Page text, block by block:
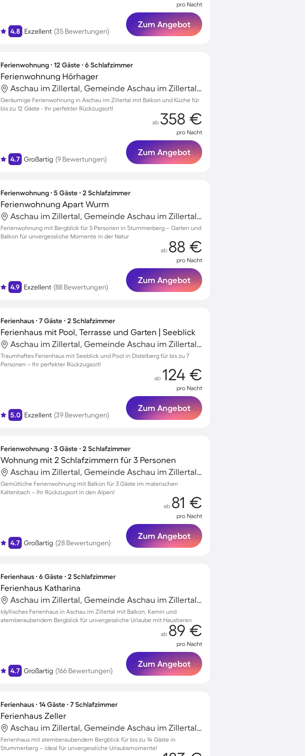
4.8 Exzellent (35 Bewertungen)
pro Nacht
Zum Angebot
Ferienwohnung ∙ 12 Gäste ∙ 6 Schlafzimmer
Ferienwohnung Hörhager
Aschau im Zillertal, Gemeinde Aschau im Zillertal, Österreich
Geräumige Ferienwohnung in Aschau im Zillertal mit Balkon und Küche für
bis zu 12 Gäste - Ihr perfekter Rückzugsort!
4.7 Großartig (9 Bewertungen)
ab 358 €
pro Nacht
Zum Angebot
Ferienwohnung ∙ 5 Gäste ∙ 2 Schlafzimmer
Ferienwohnung Apart Wurm
Aschau im Zillertal, Gemeinde Aschau im Zillertal, Österreich
Ferienwohnung mit Bergblick für 5 Personen in Stummerberg – Garten und
Balkon für unvergessliche Momente in der Natur
4.9 Exzellent (88 Bewertungen)
ab 88 €
pro Nacht
Zum Angebot
Ferienhaus ∙ 7 Gäste ∙ 2 Schlafzimmer
Ferienhaus mit Pool, Terrasse und Garten | Seeblick
Aschau im Zillertal, Gemeinde Aschau im Zillertal, Österreich
Traumhaftes Ferienhaus mit Seeblick und Pool in Distelberg für bis zu 7
Personen – Ihr perfekter Rückzugsort!
5.0 Exzellent (39 Bewertungen)
ab 124 €
pro Nacht
Zum Angebot
Ferienwohnung ∙ 3 Gäste ∙ 2 Schlafzimmer
Wohnung mit 2 Schlafzimmern für 3 Personen
Aschau im Zillertal, Gemeinde Aschau im Zillertal, Österreich
Gemütliche Ferienwohnung mit Balkon für 3 Gäste im malerischen
Kaltenbach – Ihr Rückzugsort in den Alpen!
4.7 Großartig (28 Bewertungen)
ab 81 €
pro Nacht
Zum Angebot
Ferienhaus ∙ 6 Gäste ∙ 2 Schlafzimmer
Ferienhaus Katharina
Aschau im Zillertal, Gemeinde Aschau im Zillertal, Österreich
Idyllisches Ferienhaus in Aschau im Zillertal mit Balkon, Kamin und
atemberaubendem Bergblick für unvergessliche Urlaube mit Haustieren
4.7 Großartig (166 Bewertungen)
ab 89 €
pro Nacht
Zum Angebot
Ferienhaus ∙ 14 Gäste ∙ 7 Schlafzimmer
Ferienhaus Zeller
Aschau im Zillertal, Gemeinde Aschau im Zillertal, Österreich
Ferienhaus mit atemberaubendem Bergblick für bis zu 14 Gäste in
Stummerberg – ideal für unvergessliche Urlaubsmomente!